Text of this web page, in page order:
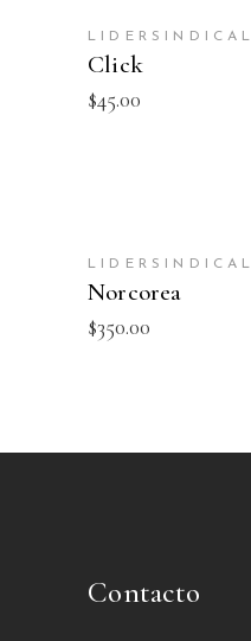
LIDERSINDICAL
Click
$45.00
LIDERSINDICAL
Norcorea
$350.00
Contacto